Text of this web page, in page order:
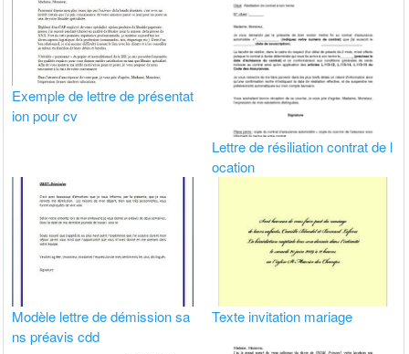
Exemple de lettre de présentat
ion pour cv
Lettre de résiliation contrat de l
ocation
Modèle lettre de démission sa
ns préavis cdd
Texte invitation mariage